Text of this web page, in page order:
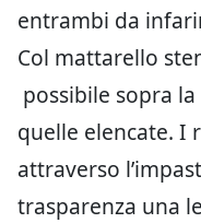
entrambi da
Col mattarello
possibile sopra
quelle elencate. I
attraverso
trasparenza una